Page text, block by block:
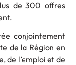
de 300 offres
conjointement
de la Région en
de l’emploi et de